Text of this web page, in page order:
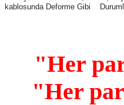
kablosunda Deforme Gibi
"Her
"Her